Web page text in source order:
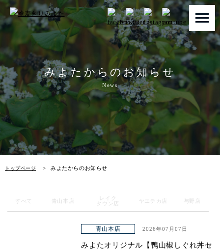
みよたからのお知らせ
News
トップページ みよたからのお知らせ
トップページ
みよたとは
みよたのこだわり
畑だより
メニュー
お知らせ
アクセス
すべて 青山本店
レイク
タウン店
ヤエチカ店 与野店
青山本店 2026年07月07日
みよたオリジナル【鴨山椒しぐれ丼セ